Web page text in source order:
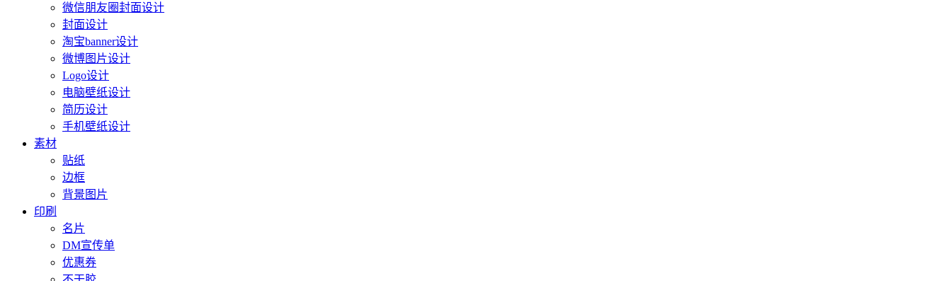
微信朋友圈封面设计
封面设计
淘宝banner设计
微博图片设计
Logo设计
电脑壁纸设计
简历设计
手机壁纸设计
素材
贴纸
边框
背景图片
印刷
名片
DM宣传单
优惠券